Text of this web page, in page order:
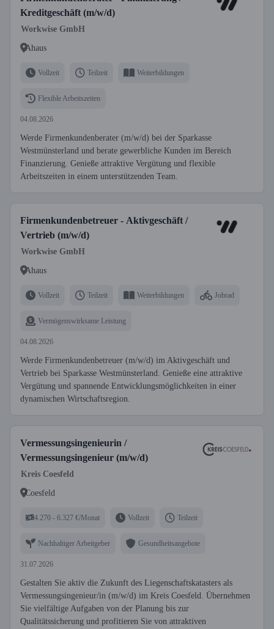
Kreditgeschäft (m/w/d)
Workwise GmbH
Ahaus
Vollzeit Teilzeit Weiterbildungen
Flexible Arbeitszeiten
04.08.2026
Werde Firmenkundenberater (m/w/d) bei der Sparkasse
Westmünsterland und berate gewerbliche Kunden im Bereich
Finanzierung. Genieße attraktive Vergütung und flexible
Arbeitszeiten in einem unterstützenden Team.
Firmenkundenbetreuer - Aktivgeschäft /
Vertrieb (m/w/d)
Workwise GmbH
Ahaus
Vollzeit Teilzeit Weiterbildungen Jobrad
Vermögenswirksame Leistung
04.08.2026
Werde Firmenkundenbetreuer (m/w/d) im Aktivgeschäft und
Vertrieb bei Sparkasse Westmünsterland. Genieße eine attraktive
Vergütung und spannende Entwicklungsmöglichkeiten in einer
dynamischen Wirtschaftsregion.
Vermessungsingenieurin /
Vermessungsingenieur (m/w/d)
Kreis Coesfeld
Coesfeld
4.270 - 6.327 €/Monat Vollzeit Teilzeit
Nachhaltiger Arbeitgeber Gesundheitsangebote
31.07.2026
Gestalten Sie aktiv die Zukunft des Liegenschaftskatasters als
Vermessungsingenieur/in (m/w/d) im Kreis Coesfeld. Übernehmen
Sie vielfältige Aufgaben von der Planung bis zur
Qualitätssicherung und profitieren Sie von attraktiven